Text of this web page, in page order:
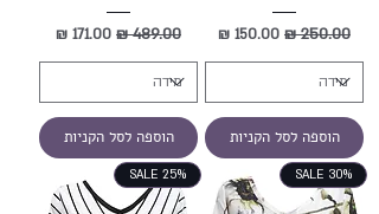
מחיר רגיל מחיר מבצע
הוספה לסל הקניות
מחיר רגיל מחיר מבצע
הוספה לסל הקניות
SALE 30%
SALE 25%